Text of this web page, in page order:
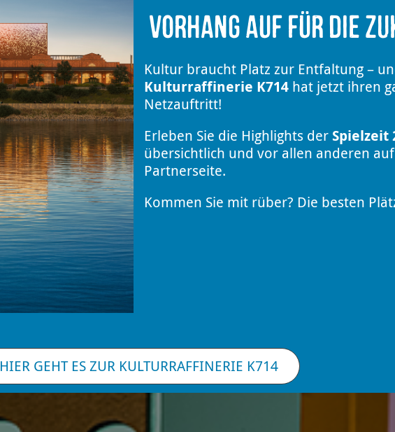
Vorhang auf für die
Kultur braucht Platz zur Entfaltung –
Kulturraffinerie K714hat jetzt ihren
Netzauftritt!
Erleben Sie die Highlights der Spielzeit
übersichtlich und vor allen anderen
Partnerseite.
Kommen Sie mit rüber? Die besten
HIER GEHT ES ZUR KULTURRAFFINERIE K714